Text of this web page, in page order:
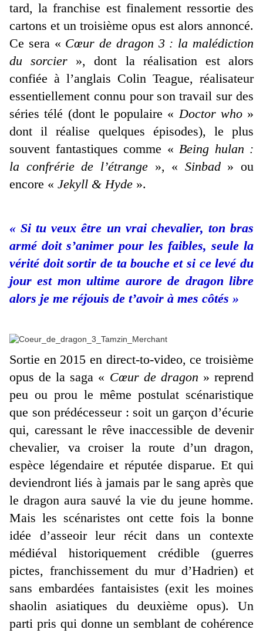
tard, la franchise est finalement ressortie des
cartons et un troisième opus est alors annoncé.
Ce sera « Cœur de dragon 3 : la malédiction
du sorcier », dont la réalisation est alors
confiée à l’anglais Colin Teague, réalisateur
essentiellement connu pour son travail sur des
séries télé (dont le populaire «Doctor who»
dont il réalise quelques épisodes), le plus
souvent fantastiques comme « Being hulan :
la confrérie de l’étrange », « Sinbad » ou
encore « Jekyll & Hyde ».
« Si tu veux être un vrai chevalier, ton bras
armé doit s’animer pour les faibles, seule la
vérité doit sortir de ta bouche et si ce levé du
jour est mon ultime aurore de dragon libre
alors je me réjouis de t’avoir à mes côtés »
Sortie en 2015 en direct-to-video, ce troisième
opus de la saga « Cœur de dragon » reprend
peu ou prou le même postulat scénaristique
que son prédécesseur : soit un garçon d’écurie
qui, caressant le rêve inaccessible de devenir
chevalier, va croiser la route d’un dragon,
espèce légendaire et réputée disparue. Et qui
deviendront liés à jamais par le sang après que
le dragon aura sauvé la vie du jeune homme.
Mais les scénaristes ont cette fois la bonne
idée d’asseoir leur récit dans un contexte
médiéval historiquement crédible (guerres
pictes, franchissement du mur d’Hadrien) et
sans embardées fantaisistes (exit les moines
shaolin asiatiques du deuxième opus). Un
parti pris qui donne un semblant de cohérence